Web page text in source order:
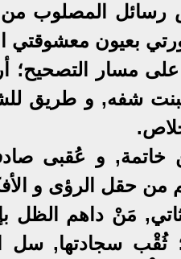
رسائل المصلوب من
بعيون معشوقتي
على مسار التصحيح؛
شفه, و طريق
خاتمة, و عُقبى
من حقل الرؤى و
مَنْ داهم
ثُقْب سجادتها, سل